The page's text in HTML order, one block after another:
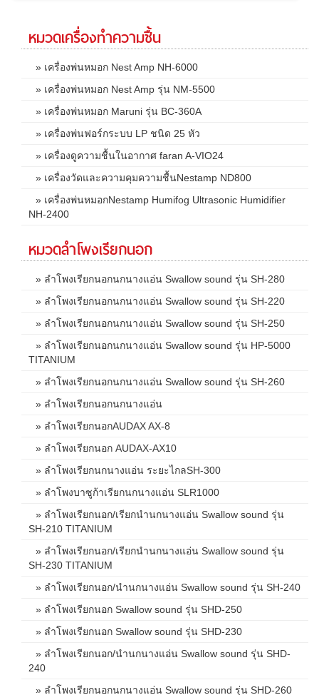
หมวดเครื่องทำความชื้น
» เครื่องพ่นหมอก Nest Amp NH-6000
» เครื่องพ่นหมอก Nest Amp รุ่น NM-5500
» เครื่องพ่นหมอก Maruni รุ่น BC-360A
» เครื่องพ่นฟอร์กระบบ LP ชนิด 25 หัว
» เครื่องดูความชื้นในอากาศ faran A-VIO24
» เครื่องวัดและความคุมความชื้นNestamp ND800
» เครื่องพ่นหมอกNestamp Humifog Ultrasonic Humidifier
NH-2400
หมวดลำโพงเรียกนอก
» ลำโพงเรียกนอกนกนางแอ่น Swallow sound รุ่น SH-280
» ลำโพงเรียกนอกนกนางแอ่น Swallow sound รุ่น SH-220
» ลำโพงเรียกนอกนกนางแอ่น Swallow sound รุ่น SH-250
» ลำโพงเรียกนอกนกนางแอ่น Swallow sound รุ่น HP-5000
TITANIUM
» ลำโพงเรียกนอกนกนางแอ่น Swallow sound รุ่น SH-260
» ลำโพงเรียกนอกนกนางแอ่น
» ลำโพงเรียกนอกAUDAX AX-8
» ลำโพงเรียกนอก AUDAX-AX10
» ลำโพงเรียกนกนางแอ่น ระยะไกลSH-300
» ลำโพงบาซูก้าเรียกนกนางแอ่น SLR1000
» ลำโพงเรียกนอก/เรียกนำนกนางแอ่น Swallow sound รุ่น
SH-210 TITANIUM
» ลำโพงเรียกนอก/เรียกนำนกนางแอ่น Swallow sound รุ่น
SH-230 TITANIUM
» ลำโพงเรียกนอก/นำนกนางแอ่น Swallow sound รุ่น SH-240
» ลำโพงเรียกนอก Swallow sound รุ่น SHD-250
» ลำโพงเรียกนอก Swallow sound รุ่น SHD-230
» ลำโพงเรียกนอก/นำนกนางแอ่น Swallow sound รุ่น SHD-
240
» ลำโพงเรียกนอกนกนางแอ่น Swallow sound รุ่น SHD-260